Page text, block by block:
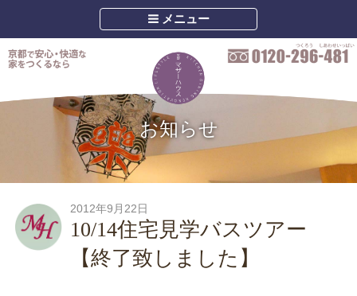
メニュー
お知らせ
2012年9月22日
10/14住宅見学バスツアー
【終了致しました】